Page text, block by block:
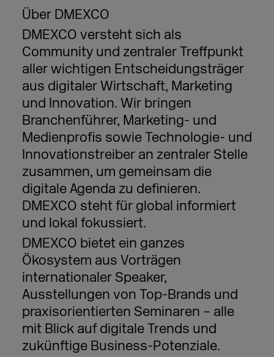
Über DMEXCO
DMEXCO versteht sich als
Community und zentraler Treffpunkt
aller wichtigen Entscheidungsträger
aus digitaler Wirtschaft, Marketing
und Innovation. Wir bringen
Branchenführer, Marketing- und
Medienprofis sowie Technologie- und
Innovationstreiber an zentraler Stelle
zusammen, um gemeinsam die
digitale Agenda zu definieren.
DMEXCO steht für global informiert
und lokal fokussiert.
DMEXCO bietet ein ganzes
Ökosystem aus Vorträgen
internationaler Speaker,
Ausstellungen von Top-Brands und
praxisorientierten Seminaren – alle
mit Blick auf digitale Trends und
zukünftige Business-Potenziale.